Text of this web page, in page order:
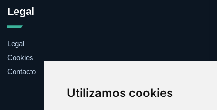
Utilizamos cookies
Legal
Legal
Cookies
Contacto